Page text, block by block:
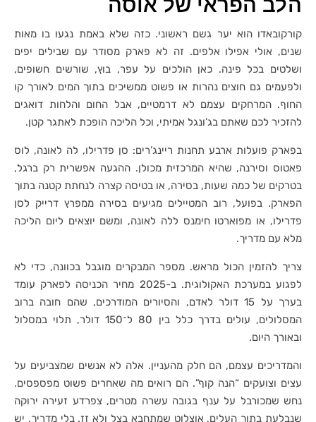
קורקובאדו הוא יער גשם ראשוני. כזה שלא באמת נגעו בו מאות
שנים, אולי אפילו אלפים. זה לא פארק מסודר עם שבילים יפים
ושלטים בכל פינה. כאן הולכים על עפר, בוץ, שורשים חשופים,
ולפעמים גם חוצים נהרות או פשוט ממשיכים בתוך המים לאורך קו
החוף. המרחקים עצמם לא דרמטיים, אבל החום והלחות דואגים
להזכיר לכם שאתם בג’ונגל אמיתי, וכל הליכה הופכת לאתגר קטן.
בפארק פועלות ארבע תחנות ריינג’רים: סן פדרילו, לה לאונה, לוס
פאטוס וסירנה, שהיא המרכזית מכולן. ההגעה אפשרית רק ברגל,
בטרקים של כמה שעות, בסירה, או בטיסה קצרה לנחתת קטנה בתוך
הפארק. בפועל, רוב המטיילים מגיעים בסירה ממפרץ דרייק לסן
פדרילו, או מפוארטו חימנס ללה לאונה, ומשם יוצאים ליום הליכה
מלא עם מדריך.
צריך להזמין הכול מראש. מספר המבקרים מוגבל בכוונה, כדי לא
לפגוע במערכת האקולוגית. ב-2025 מחיר הכניסה לפארק עומד
בערך על 15 דולר לאדם, והסיורים המודרכים, שהם חובה ברוב
המסלולים, עולים בדרך כלל בין 80 ל־150 דולר, תלוי במסלול
ובאורך היום.
והמדריכים עצמם, הם חלק מהעניין. אלה לא אנשים שמצביעים על
עצים וצועקים “הנה קוף”. הם רואים מה שאחרים פשוט מפספסים.
נחש שמכורבל על ענף בגובה עשרה מטרים, צפרדע זעירה ירוקה
שנבלעת בתוך העלים, אוצלוט שמתחבא בצל ולא זז. בלי מדריך, יש